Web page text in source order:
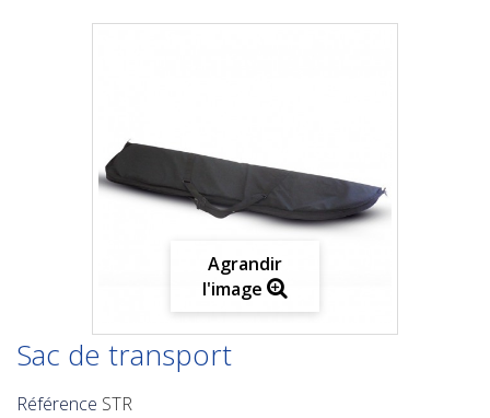
Agrandir
l'image
Sac de transport
Référence STR